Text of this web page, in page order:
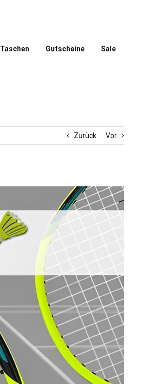
Taschen Gutscheine Sale
Zurück Vor